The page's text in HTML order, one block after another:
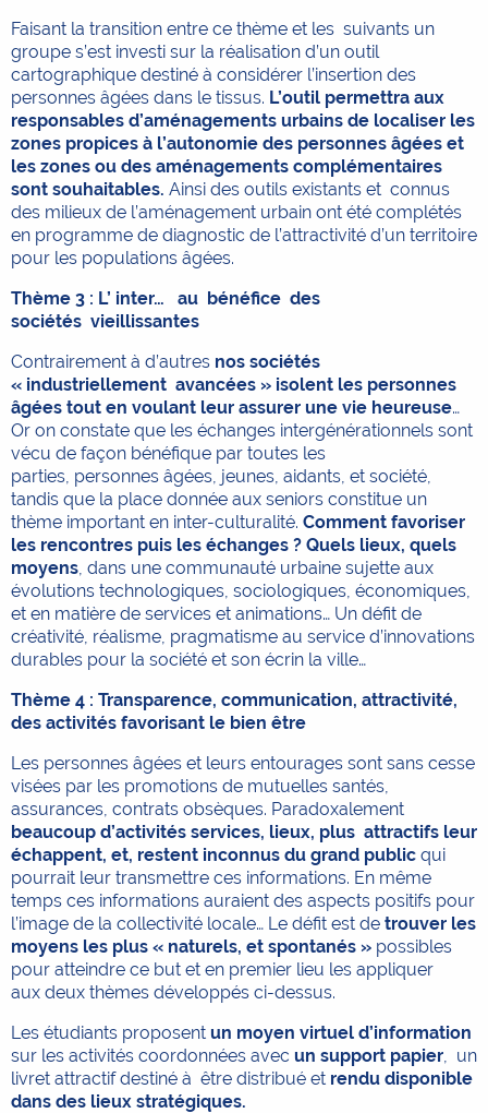
Faisant la transition entre ce thème et les suivants un
groupe s’est investi sur la réalisation d’un outil
cartographique destiné à considérer l’insertion des
personnes âgées dans le tissus. L’outil permettra aux
responsables d’aménagements urbains de localiser les
zones propices à l’autonomie des personnes âgées et
les zones ou des aménagements complémentaires
sont souhaitables. Ainsi des outils existants et connus
des milieux de l’aménagement urbain ont été complétés
en programme de diagnostic de l’attractivité d’un territoire
pour les populations âgées.
Thème 3 : L’ inter… au bénéfice des
sociétés vieillissantes
Contrairement à d’autres nos sociétés
« industriellement avancées » isolent les personnes
âgées tout en voulant leur assurer une vie heureuse…
Or on constate que les échanges intergénérationnels sont
vécu de façon bénéfique par toutes les
parties, personnes âgées, jeunes, aidants, et société,
tandis que la place donnée aux seniors constitue un
thème important en inter-culturalité. Comment favoriser
les rencontres puis les échanges ? Quels lieux, quels
moyens, dans une communauté urbaine sujette aux
évolutions technologiques, sociologiques, économiques,
et en matière de services et animations… Un défit de
créativité, réalisme, pragmatisme au service d’innovations
durables pour la société et son écrin la ville…
Thème 4 : Transparence, communication, attractivité,
des activités favorisant le bien être
Les personnes âgées et leurs entourages sont sans cesse
visées par les promotions de mutuelles santés,
assurances, contrats obsèques. Paradoxalement
beaucoup d’activités services, lieux, plus attractifs leur
échappent, et, restent inconnus du grand public qui
pourrait leur transmettre ces informations. En même
temps ces informations auraient des aspects positifs pour
l’image de la collectivité locale… Le défit est de trouver les
moyens les plus « naturels, et spontanés » possibles
pour atteindre ce but et en premier lieu les appliquer
aux deux thèmes développés ci-dessus.
Les étudiants proposent un moyen virtuel d’information
sur les activités coordonnées avec un support papier, un
livret attractif destiné à être distribué et rendu disponible
dans des lieux stratégiques.